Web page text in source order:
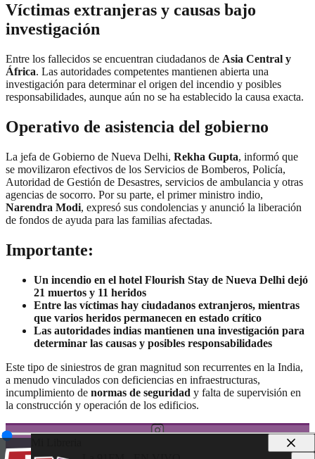
Víctimas extranjeras y causas bajo
investigación
Entre los fallecidos se encuentran ciudadanos de Asia Central y
África. Las autoridades competentes mantienen abierta una
investigación para determinar el origen del incendio y posibles
responsabilidades, aunque aún no se ha establecido la causa exacta.
Operativo de asistencia del gobierno
La jefa de Gobierno de Nueva Delhi, Rekha Gupta, informó que
se movilizaron efectivos de los Servicios de Bomberos, Policía,
Autoridad de Gestión de Desastres, servicios de ambulancia y otras
agencias de socorro. Por su parte, el primer ministro indio,
Narendra Modi, expresó sus condolencias y anunció la liberación
de fondos de ayuda para las familias afectadas.
Importante:
Un incendio en el hotel Flourish Stay de Nueva Delhi dejó
21 muertos y 11 heridos
Entre las víctimas hay ciudadanos extranjeros, mientras
que varios heridos permanecen en estado crítico
Las autoridades indias mantienen una investigación para
determinar las causas y posibles responsabilidades
Este tipo de siniestros de gran magnitud son recurrentes en la India,
a menudo vinculados con deficiencias en infraestructuras,
incumplimiento de normas de seguridad y falta de supervisión en
la construcción y operación de los edificios.